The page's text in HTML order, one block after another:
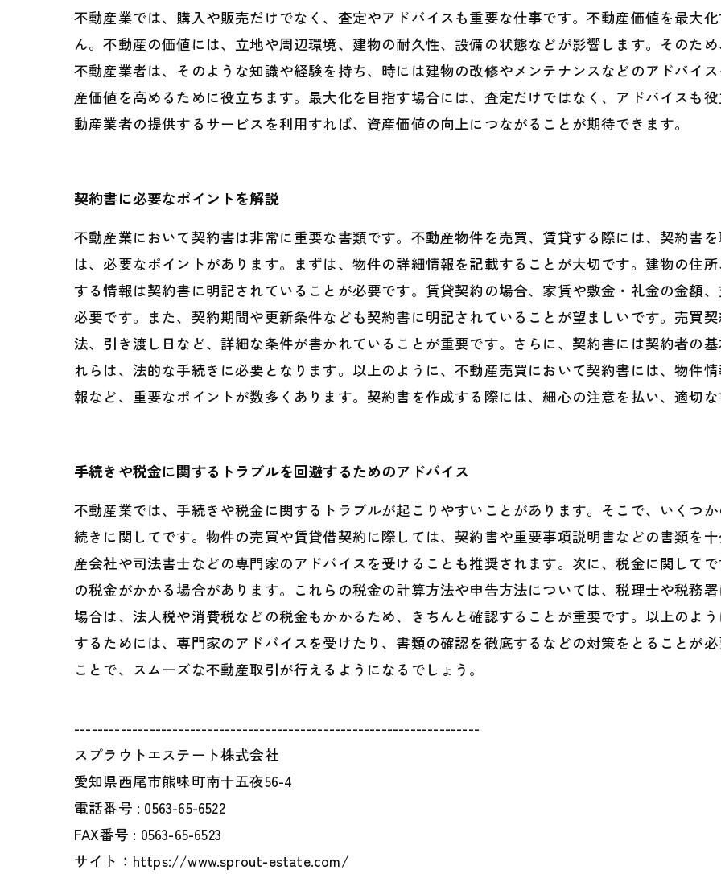
不動産業では、購入や販売だけでなく、査定やアドバイスも重要な仕事です。不動産価値を最大
ん。不動産の価値には、立地や周辺環境、建物の耐久性、設備の状態などが影響します。そのた
不動産業者は、そのような知識や経験を持ち、時には建物の改修やメンテナンスなどのアドバイ
産価値を高めるために役立ちます。最大化を目指す場合には、査定だけではなく、アドバイスも
動産業者の提供するサービスを利用すれば、資産価値の向上につながることが期待できます。
契約書に必要なポイントを解説
不動産業において契約書は非常に重要な書類です。不動産物件を売買、賃貸する際には、契約書
は、必要なポイントがあります。まずは、物件の詳細情報を記載することが大切です。建物の住
する情報は契約書に明記されていることが必要です。賃貸契約の場合、家賃や敷金・礼金の金額
必要です。また、契約期間や更新条件なども契約書に明記されていることが望ましいです。売買
法、引き渡し日など、詳細な条件が書かれていることが重要です。さらに、契約書には契約者の
れらは、法的な手続きに必要となります。以上のように、不動産売買において契約書には、物件
報など、重要なポイントが数多くあります。契約書を作成する際には、細心の注意を払い、適切
手続きや税金に関するトラブルを回避するためのアドバイス
不動産業では、手続きや税金に関するトラブルが起こりやすいことがあります。そこで、いくつ
続きに関してです。物件の売買や賃貸借契約に際しては、契約書や重要事項説明書などの書類を
産会社や司法書士などの専門家のアドバイスを受けることも推奨されます。次に、税金に関して
の税金がかかる場合があります。これらの税金の計算方法や申告方法については、税理士や税務
場合は、法人税や消費税などの税金もかかるため、きちんと確認することが重要です。以上のよ
するためには、専門家のアドバイスを受けたり、書類の確認を徹底するなどの対策をとることが
ことで、スムーズな不動産取引が行えるようになるでしょう。
----------------------------------------------------------------------
スプラウトエステート株式会社
愛知県西尾市熊味町南十五夜56-4
電話番号 : 0563-65-6522
FAX番号 : 0563-65-6523
サイト：https://www.sprout-estate.com/